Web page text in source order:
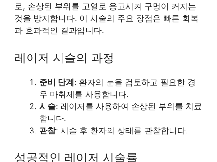
로, 손상된 부위를 고열로 응고시켜 구멍이 커지는
것을 방지합니다. 이 시술의 주요 장점은 빠른 회복
과 효과적인 결과입니다.
레이저 시술의 과정
준비 단계: 환자의 눈을 검토하고 필요한 경
우 마취제를 사용합니다.
시술: 레이저를 사용하여 손상된 부위를 치료
합니다.
관찰: 시술 후 환자의 상태를 관찰합니다.
성공적인 레이저 시술률